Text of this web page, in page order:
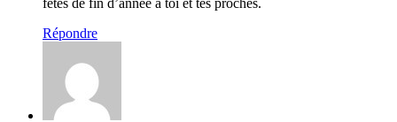
Répondre